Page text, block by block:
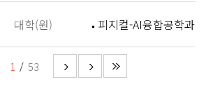
대학(원) 피지컬-AI융합공학과
1 53